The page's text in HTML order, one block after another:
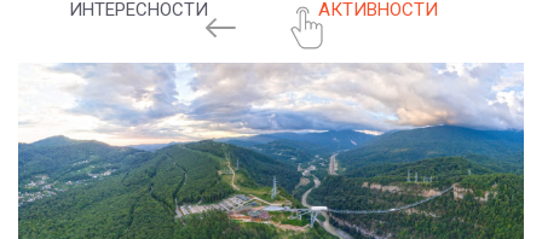
ИНТЕРЕСНОСТИ АКТИВНОСТИ